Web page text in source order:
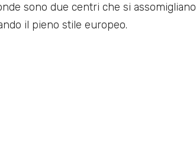
sono due centri che si assomigliano
il pieno stile europeo.